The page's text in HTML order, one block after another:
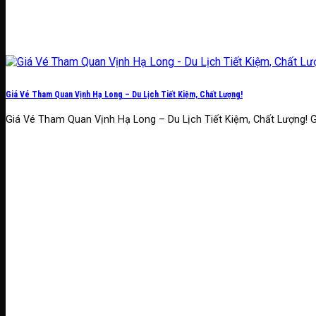
Giá Vé Tham Quan Vịnh Hạ Long – Du Lịch Tiết Kiệm, Chất Lượng!
Giá Vé Tham Quan Vịnh Hạ Long – Du Lịch Tiết Kiệm, Chất Lượng!